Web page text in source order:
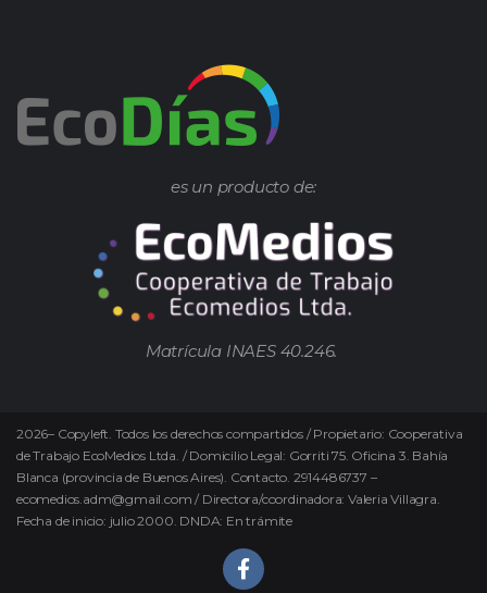
es un producto de:
Matrícula INAES 40.246.
2026– Copyleft. Todos los derechos compartidos / Propietario: Cooperativa
de Trabajo EcoMedios Ltda. / Domicilio Legal: Gorriti 75. Oficina 3. Bahía
Blanca (provincia de Buenos Aires). Contacto. 2914486737 –
ecomedios.adm@gmail.com / Directora/coordinadora: Valeria Villagra.
Fecha de inicio: julio 2000. DNDA: En trámite